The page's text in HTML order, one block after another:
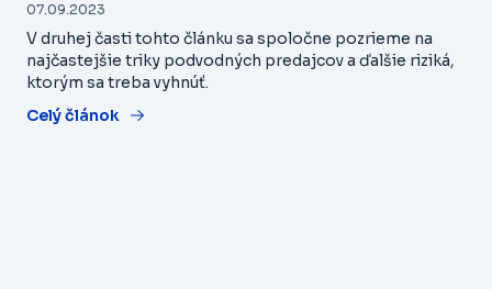
07.09.2023
V druhej časti tohto článku sa spoločne pozrieme na
najčastejšie triky podvodných predajcov a ďalšie riziká,
ktorým sa treba vyhnúť.
Celý článok